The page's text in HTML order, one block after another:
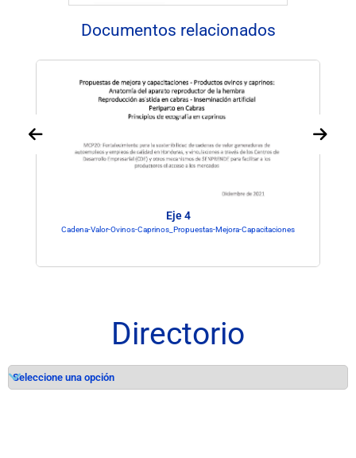
Documentos relacionados
Eje 4
Cadena-Valor-Ovinos-Caprinos_Propuestas-Mejora-Capacitaciones
Directorio